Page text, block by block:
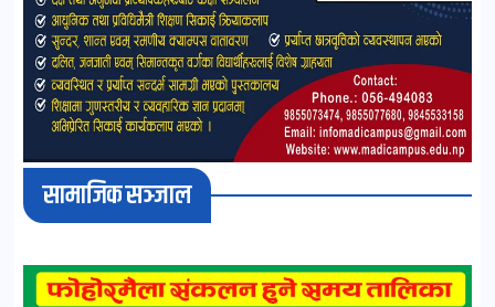
सामाजिक सञ्जाल